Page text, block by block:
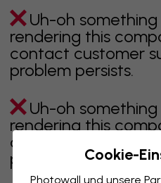
Uh-oh
rendering this
contact customer
problem persists.
Uh-oh
rendering this
contact customer
problem persists.
Cookie-
Photowall und unsere